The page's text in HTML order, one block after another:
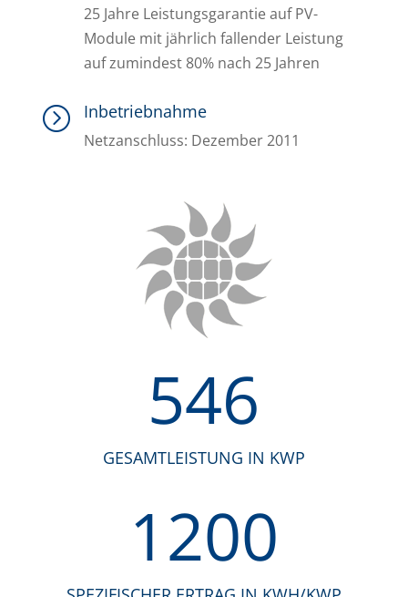
25 Jahre Leistungsgarantie auf PV-
Module mit jährlich fallender Leistung
auf zumindest 80% nach 25 Jahren
= Inbetriebnahme
Netzanschluss: Dezember 2011
546
GESAMTLEISTUNG IN KWP
1200